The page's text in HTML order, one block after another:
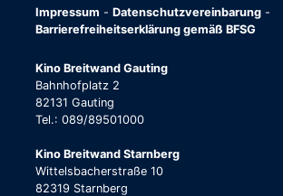
Impressum - Datenschutzvereinbarung -
Barrierefreiheitserklärung gemäß BFSG
Kino Breitwand Gauting
Bahnhofplatz 2
82131 Gauting
Tel.: 089/89501000
Kino Breitwand Starnberg
Wittelsbacherstraße 10
82319 Starnberg